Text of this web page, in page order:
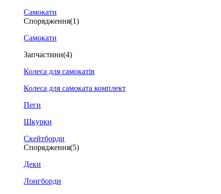
Самокати
Спорядження(1)
Самокати
Запчастини(4)
Колеса для самокатів
Колеса для самоката комплект
Пеги
Шкурки
Скейтборди
Спорядження(5)
Деки
Лонгборди